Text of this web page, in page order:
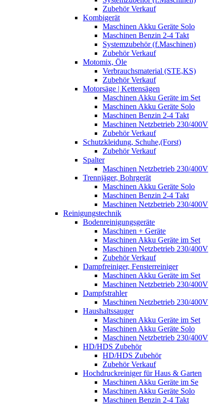
Zubehör Verkauf
Kombigerät
Maschinen Akku Geräte Solo
Maschinen Benzin 2-4 Takt
Systemzubehör (f.Maschinen)
Zubehör Verkauf
Motomix, Öle
Verbrauchsmaterial (STE,KS)
Zubehör Verkauf
Motorsäge | Kettensägen
Maschinen Akku Geräte im Set
Maschinen Akku Geräte Solo
Maschinen Benzin 2-4 Takt
Maschinen Netzbetrieb 230/400V
Zubehör Verkauf
Schutzkleidung, Schuhe,(Forst)
Zubehör Verkauf
Spalter
Maschinen Netzbetrieb 230/400V
Trennjäger, Bohrgerät
Maschinen Akku Geräte Solo
Maschinen Benzin 2-4 Takt
Maschinen Netzbetrieb 230/400V
Reinigungstechnik
Bodenreinigungsgeräte
Maschinen + Geräte
Maschinen Akku Geräte im Set
Maschinen Netzbetrieb 230/400V
Zubehör Verkauf
Dampfreiniger, Fensterreiniger
Maschinen Akku Geräte im Set
Maschinen Netzbetrieb 230/400V
Dampfstrahler
Maschinen Netzbetrieb 230/400V
Haushaltssauger
Maschinen Akku Geräte im Set
Maschinen Akku Geräte Solo
Maschinen Netzbetrieb 230/400V
HD/HDS Zubehör
HD/HDS Zubehör
Zubehör Verkauf
Hochdruckreiniger für Haus & Garten
Maschinen Akku Geräte im Se
Maschinen Akku Geräte Solo
Maschinen Benzin 2-4 Takt